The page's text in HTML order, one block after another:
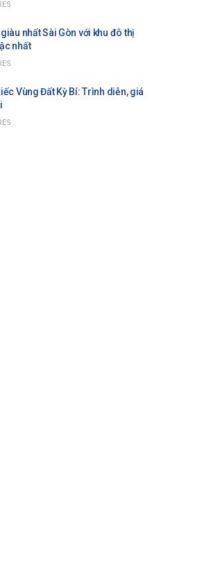
nhất Sài Gòn với khu đô thị
nhất
Vùng Đất Kỳ Bí: Trình diễn, giá